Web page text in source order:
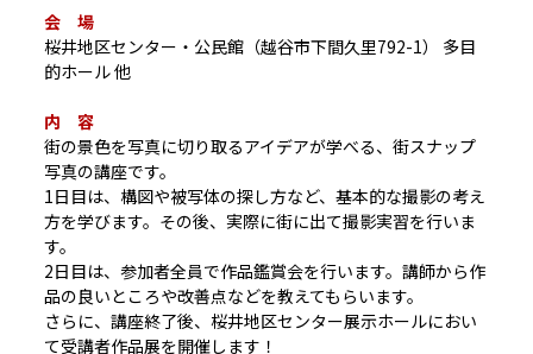
会 場
桜井地区センター・公民館（越谷市下間久里792-1） 多目
的ホール 他
内 容
街の景色を写真に切り取るアイデアが学べる、街スナップ
写真の講座です。
1日目は、構図や被写体の探し方など、基本的な撮影の考え
方を学びます。その後、実際に街に出て撮影実習を行いま
す。
2日目は、参加者全員で作品鑑賞会を行います。講師から作
品の良いところや改善点などを教えてもらいます。
さらに、講座終了後、桜井地区センター展示ホールにおい
て受講者作品展を開催します！